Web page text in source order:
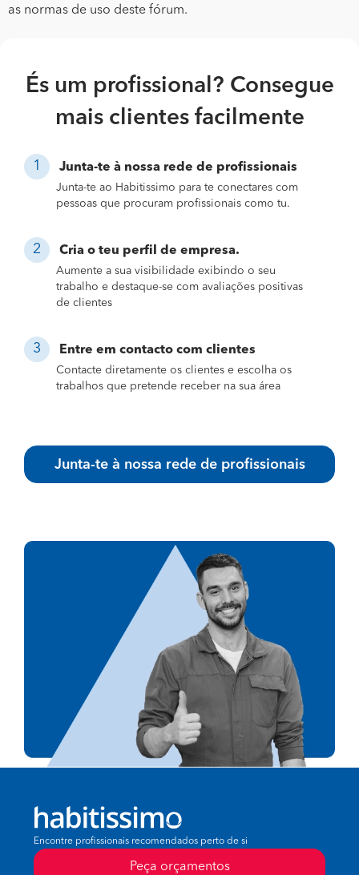
as normas de uso deste fórum.
És um profissional? Consegue
mais clientes facilmente
Junta-te à nossa rede de profissionais
Junta-te ao Habitissimo para te conectares com
pessoas que procuram profissionais como tu.
Cria o teu perfil de empresa.
Aumente a sua visibilidade exibindo o seu
trabalho e destaque-se com avaliações positivas
de clientes
Entre em contacto com clientes
Contacte diretamente os clientes e escolha os
trabalhos que pretende receber na sua área
Junta-te à nossa rede de profissionais
Encontre profissionais recomendados perto de si
Peça orçamentos